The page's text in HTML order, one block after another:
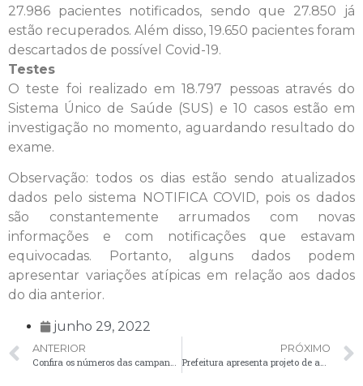
27.986 pacientes notificados, sendo que 27.850 já
estão recuperados. Além disso, 19.650 pacientes foram
descartados de possível Covid-19.
Testes
O teste foi realizado em 18.797 pessoas através do
Sistema Único de Saúde (SUS) e 10 casos estão em
investigação no momento, aguardando resultado do
exame.
Observação: todos os dias estão sendo atualizados
dados pelo sistema NOTIFICA COVID, pois os dados
são constantemente arrumados com novas
informações e com notificações que estavam
equivocadas. Portanto, alguns dados podem
apresentar variações atípicas em relação aos dados
do dia anterior.
junho 29, 2022
ANTERIOR
PRÓXIMO